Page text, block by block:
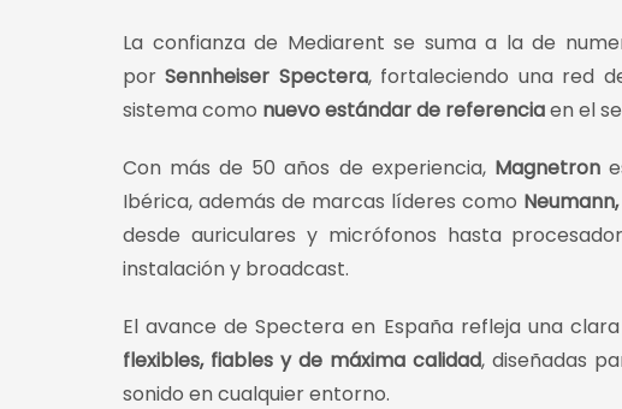
La confianza de Mediarent se suma a la de
porSennheiser Spectera, fortaleciendo una red
sistema como nuevo estándar de referenciaen el
Con más de 50 años de experiencia, Magnetron
Ibérica, además de marcas líderes como
desde auriculares y micrófonos hasta
instalación y broadcast.
El avance de Spectera en España refleja una
flexibles, fiables y de máxima calidad, diseñadas
sonido en cualquier entorno.